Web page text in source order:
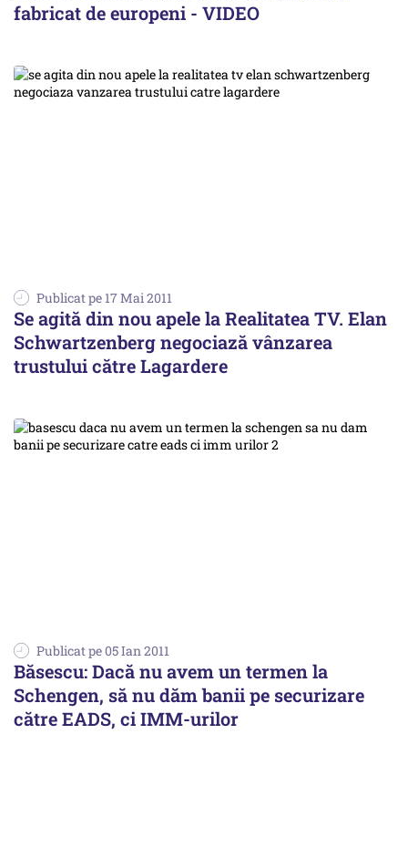
fabricat de europeni - VIDEO
Publicat pe 17 Mai 2011
Se agită din nou apele la Realitatea TV. Elan
Schwartzenberg negociază vânzarea
trustului către Lagardere
Publicat pe 05 Ian 2011
Băsescu: Dacă nu avem un termen la
Schengen, să nu dăm banii pe securizare
către EADS, ci IMM-urilor